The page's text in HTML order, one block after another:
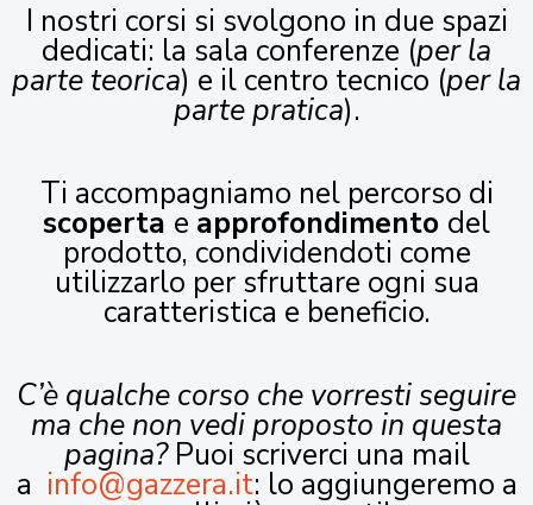
I nostri corsi si svolgono in due spazi
dedicati: la sala conferenze (per la
parte teorica) e il centro tecnico (per la
parte pratica).
Ti accompagniamo nel percorso di
scoperta e approfondimento del
prodotto, condividendoti come
utilizzarlo per sfruttare ogni sua
caratteristica e beneficio.
C’è qualche corso che vorresti seguire
ma che non vedi proposto in questa
pagina?Puoi scriverci una mail
a info@gazzera.it: lo aggiungeremo a